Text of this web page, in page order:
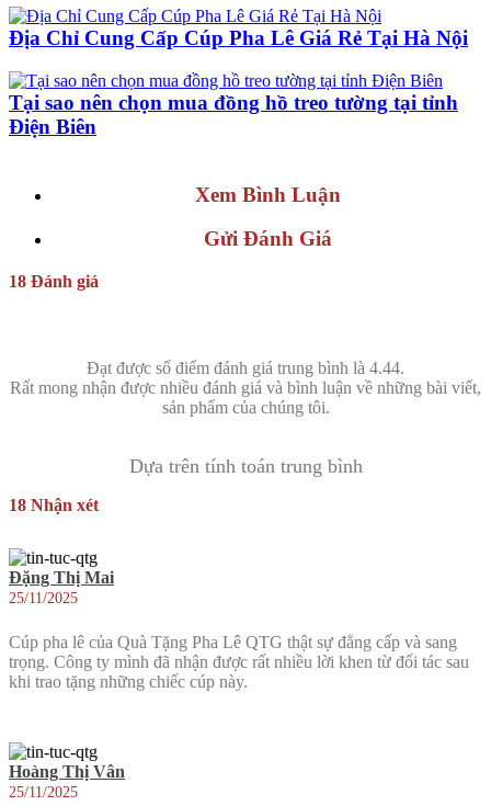
Địa Chỉ Cung Cấp Cúp Pha Lê Giá Rẻ Tại Hà Nội
Tại sao nên chọn mua đồng hồ treo tường tại tỉnh
Điện Biên
Xem Bình Luận
Gửi Đánh Giá
18 Đánh giá
Đạt được số điểm đánh giá trung bình là 4.44.
Rất mong nhận được nhiều đánh giá và bình luận về những bài viết,
sản phẩm của chúng tôi.
Dựa trên tính toán trung bình
18 Nhận xét
Đặng Thị Mai
25/11/2025
Cúp pha lê của Quà Tặng Pha Lê QTG thật sự đẳng cấp và sang
trọng. Công ty mình đã nhận được rất nhiều lời khen từ đối tác sau
khi trao tặng những chiếc cúp này.
Hoàng Thị Vân
25/11/2025